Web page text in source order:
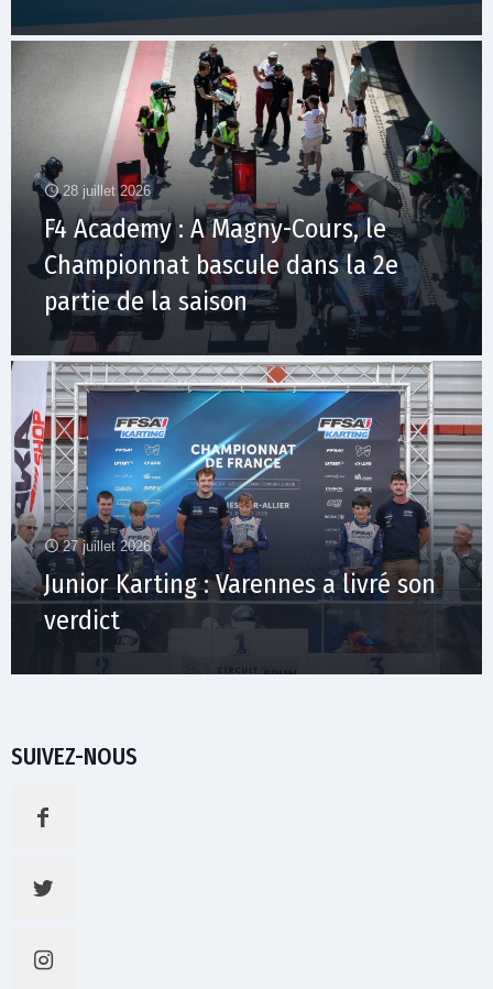
28 juillet 2026
F4 Academy : A Magny-Cours, le
Championnat bascule dans la 2e
partie de la saison
27 juillet 2026
Junior Karting : Varennes a livré son
verdict
SUIVEZ-NOUS